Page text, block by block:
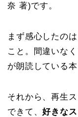
奈 著)です。
まず感心したの
こと。間違いなく
が朗読している
それから、再生
できて、好きな